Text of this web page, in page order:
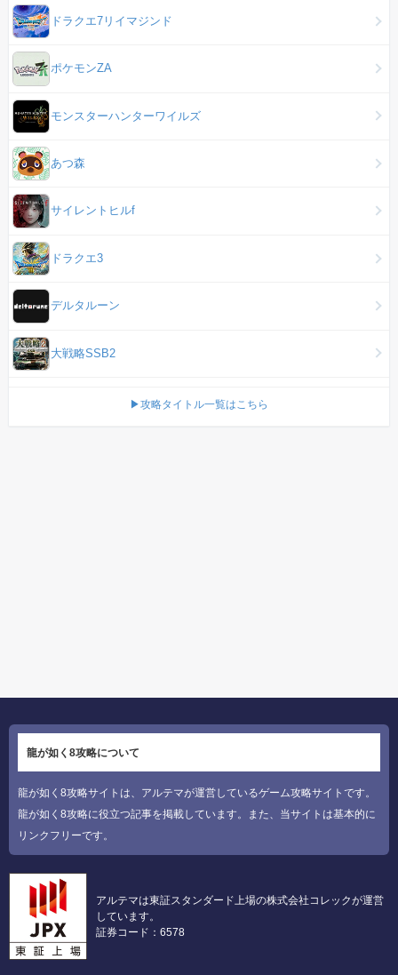
ドラクエ7リイマジンド
ポケモンZA
モンスターハンターワイルズ
あつ森
サイレントヒルf
ドラクエ3
デルタルーン
大戦略SSB2
▶攻略タイトル一覧はこちら
龍が如く8攻略について
龍が如く8攻略サイトは、アルテマが運営しているゲーム攻略サイトです。
龍が如く8攻略に役立つ記事を掲載しています。また、当サイトは基本的に
リンクフリーです。
アルテマは東証スタンダード上場の株式会社コレックが運営
しています。
証券コード：6578